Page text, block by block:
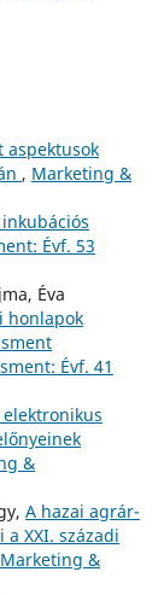
aspektusok
, Marketing &
Évf. 53
Éva
honlapok
Évf. 41
elektronikus
&
A hazai agrár-
XXI. századi
Marketing &